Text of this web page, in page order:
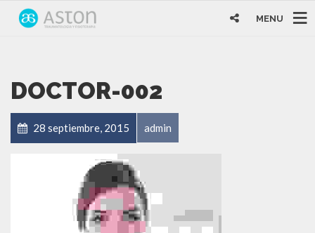
MENU
DOCTOR-002
28 septiembre, 2015 admin